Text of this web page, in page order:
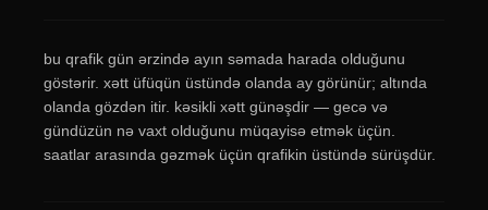
bu qrafik gün ərzində ayın səmada harada olduğunu
göstərir. xətt üfüqün üstündə olanda ay görünür; altında
olanda gözdən itir. kəsikli xətt günəşdir — gecə və
gündüzün nə vaxt olduğunu müqayisə etmək üçün.
saatlar arasında gəzmək üçün qrafikin üstündə sürüşdür.